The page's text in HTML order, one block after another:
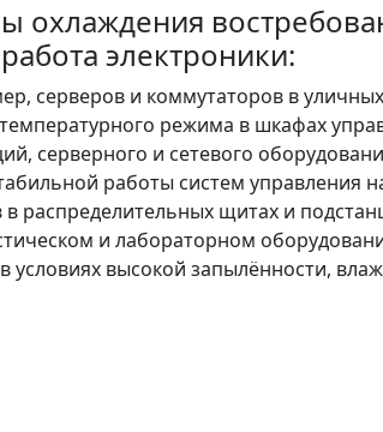
охлаждения
электроники:
серверов и коммутаторов в
режима в шкафах
серверного и сетевого
работы систем управления
распределительных щитах и
и лабораторном
высокой запылённости,